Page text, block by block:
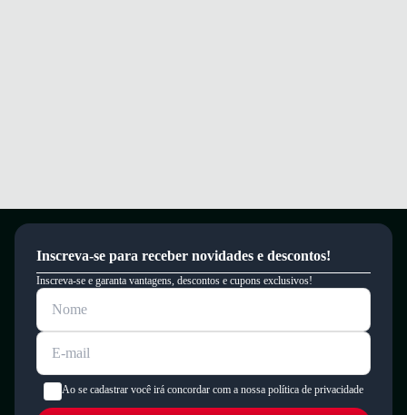
Inscreva-se para receber novidades e descontos!
Inscreva-se e garanta vantagens, descontos e cupons exclusivos!
Ao se cadastrar você irá concordar com a nossa política de privacidade